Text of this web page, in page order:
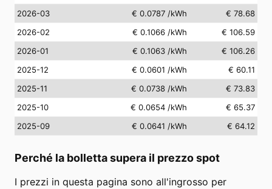
2026-03
€ 0.0787 /kWh
€ 78.68
2026-02
€ 0.1066 /kWh
€ 106.59
2026-01
€ 0.1063 /kWh
€ 106.26
2025-12
€ 0.0601 /kWh
€ 60.11
2025-11
€ 0.0738 /kWh
€ 73.83
2025-10
€ 0.0654 /kWh
€ 65.37
2025-09
€ 0.0641 /kWh € 64.12
Perché la bolletta supera il prezzo spot
I prezzi in questa pagina sono all'ingrosso per